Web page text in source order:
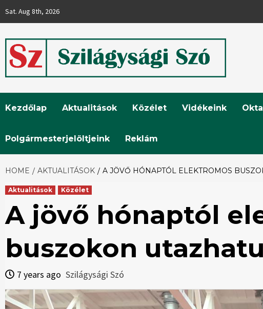
Sat. Aug 8th, 2026
Szilágysági
Szó
Kezdőlap Aktualitások Közélet Vidékeink
Polgármesterjelöltjeink Reklám
HOME AKTUALITÁSOK A JÖVŐ HÓNAPTÓL ELEKTROMOS
Aktualitások Közélet
A jövő hónaptól
buszokon
7 years ago Szilágysági Szó